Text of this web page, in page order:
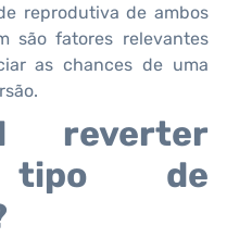
reprodutiva de ambos
são fatores relevantes
as chances de uma
reverter
tipo de